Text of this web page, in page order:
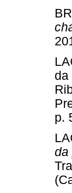
da
p.
da